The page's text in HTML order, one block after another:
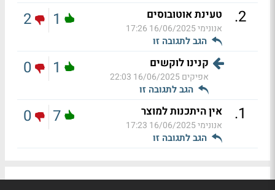
2
. טעינת אוטובוסים
אנונימי16/06/2025 17:26
הגב לתגובה זו
1
2
קנינו לוקשים
אפיקים16/06/2025 22:03
הגב לתגובה זו
1
0
1
. אין היתכנות למוצר
אנונימי16/06/2025 17:23
הגב לתגובה זו
7
0